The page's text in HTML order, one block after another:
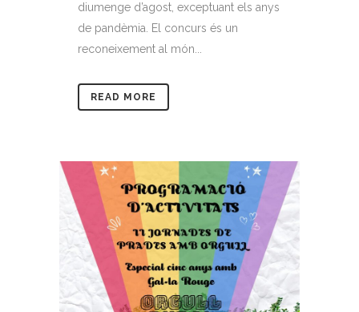
diumenge d’agost, exceptuant els anys
de pandèmia. El concurs és un
reconeixement al món...
READ MORE